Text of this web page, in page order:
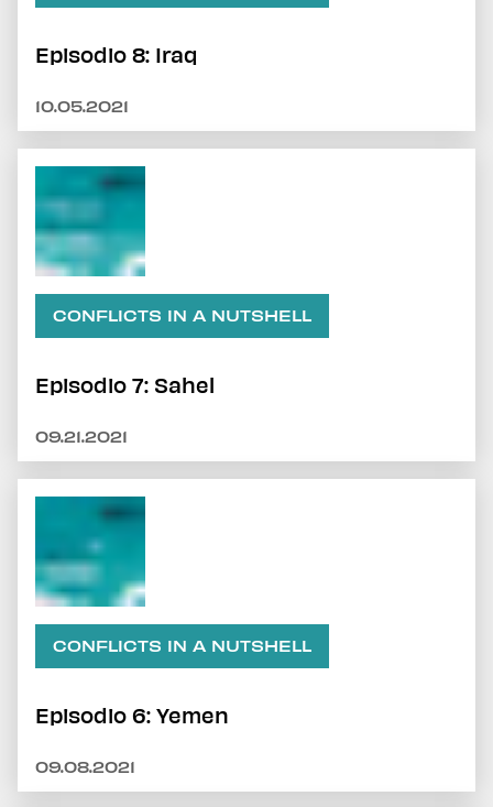
Episodio 8: Iraq
10.05.2021
CONFLICTS IN A NUTSHELL
Episodio 7: Sahel
09.21.2021
CONFLICTS IN A NUTSHELL
Episodio 6: Yemen
09.08.2021